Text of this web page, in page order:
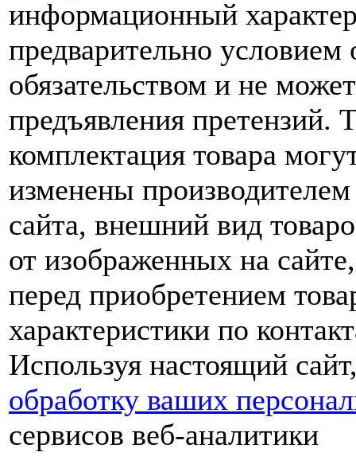
информационный
предварительно условием
обязательством и не
предъявления претензий.
комплектация товара
изменены производителем
сайта, внешний вид
от изображенных на
перед приобретением
характеристики по
Используя настоящий
обработку ваших
сервисов веб-аналитики